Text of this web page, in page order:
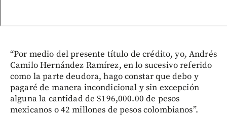
“Por medio del presente título de crédito, yo, Andrés
Camilo Hernández Ramírez, en lo sucesivo referido
como la parte deudora, hago constar que debo y
pagaré de manera incondicional y sin excepción
alguna la cantidad de $196,000.00 de pesos
mexicanos o 42 millones de pesos colombianos”.